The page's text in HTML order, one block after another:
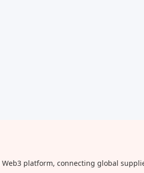
Web3 platform, connecting global